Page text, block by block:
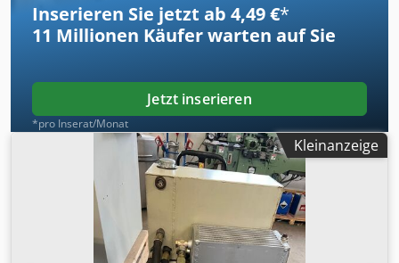
Inserieren Sie jetzt ab 4,49 €*
11 Millionen Käufer warten auf Sie
Jetzt inserieren
*pro Inserat/Monat
Kleinanzeige